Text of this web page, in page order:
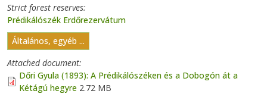
Strict forest reserves
Prédikálószék Erdőrezervátum
Általános, egyéb ...
Attached document
Dőri Gyula (1893): A Prédikálószéken és a Dobogón át a
Kétágú hegyre 2.72 MB